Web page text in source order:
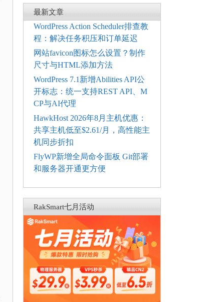
最新文章
WordPress Action Scheduler排查教
程：解决任务积压和订单延迟
网站favicon图标怎么设置？制作
尺寸与HTML添加方法
WordPress 7.1新增Abilities API公
开标志：统一支持REST API、M
CP与AI代理
HawkHost 2026年8月主机优惠：
共享主机低至$2.61/月，高性能主
机同步折扣
FlyWP新增全局命令面板 Git部署
和服务器开通更方便
RakSmart七月活动